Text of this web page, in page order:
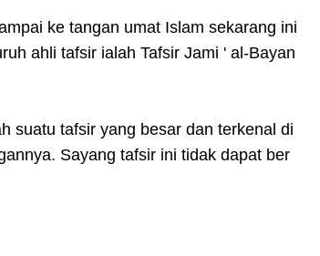
ke tangan umat Islam sekarang ini
ahli tafsir ialah Tafsir Jami ' al-Bayan
suatu tafsir yang besar dan terkenal di
Sayang tafsir ini tidak dapat ber